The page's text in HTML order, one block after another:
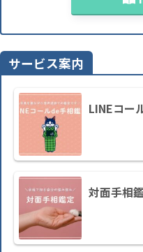
サービス案内
LINEコー
対面手相